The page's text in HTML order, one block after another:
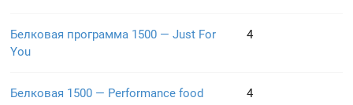
Белковая программа 1500 — Just For
You
4
Белковая 1500 — Performance food 4